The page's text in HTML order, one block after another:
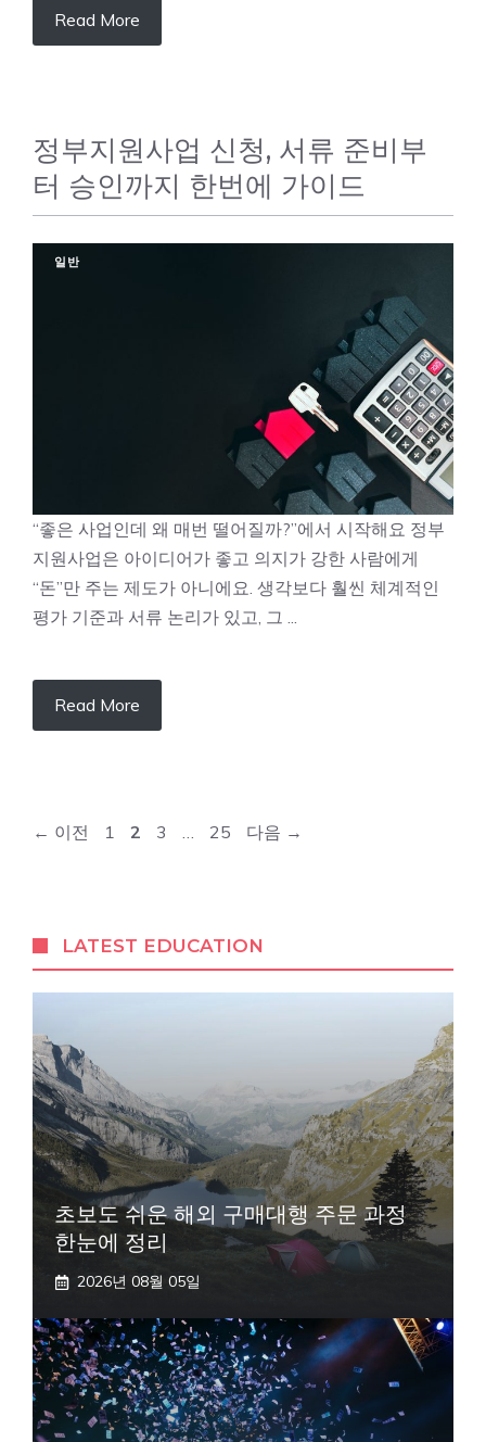
Read More
정부지원사업 신청, 서류 준비부
터 승인까지 한번에 가이드
일반
“좋은 사업인데 왜 매번 떨어질까?”에서 시작해요 정부
지원사업은 아이디어가 좋고 의지가 강한 사람에게
“돈”만 주는 제도가 아니에요. 생각보다 훨씬 체계적인
평가 기준과 서류 논리가 있고, 그 ...
Read More
← 이전
페1
페
2
페
3 …
페
25 다음 →
LATEST EDUCATION
초보도 쉬운 해외 구매대행 주문 과정
한눈에 정리
2026년 08월 05일